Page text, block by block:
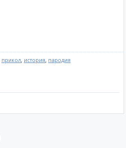
прикол история пародия